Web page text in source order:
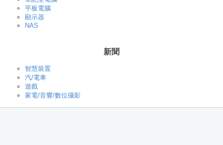
平板電腦
顯示器
NAS
新聞
智慧裝置
汽/電車
遊戲
家電/音響/數位攝影